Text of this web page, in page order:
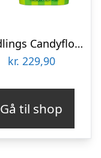
Sundlings Candyfloss Sour Apple Økonomipakke – 12 x 40 g
kr. 229,90
Gå til shop